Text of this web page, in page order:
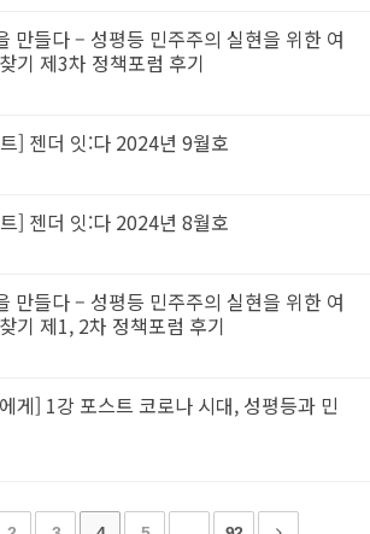
만들다 – 성평등 민주주의 실현을 위한 여
기 제3차 정책포럼 후기
] 젠더 잇:다 2024년 9월호
] 젠더 잇:다 2024년 8월호
만들다 – 성평등 민주주의 실현을 위한 여
기 제1, 2차 정책포럼 후기
게] 1강 포스트 코로나 시대, 성평등과 민